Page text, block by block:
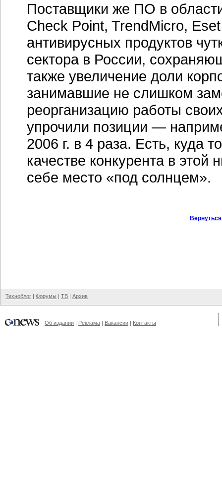
Поставщики же ПО в
Check Point, TrendMicro,
антивирусных продуктов
сектора в России,
также увеличение доли
занимавшие не слишком
реорганизацию работы
упрочили позиции —
2006 г. в 4 раза. Есть, куда
качестве конкурента в
себе место «под солнцем».
Техноблог | Форумы | ТВ | Архив
Об издании | Реклама | Вакансии | Контакты